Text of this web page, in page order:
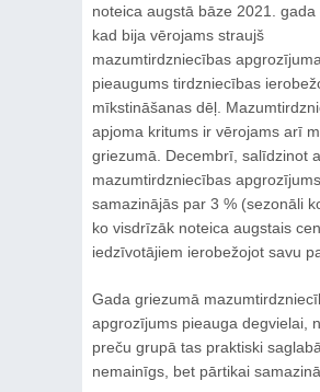
noteica augstā bāze 2021. gada
kad bija vērojams straujš
mazumtirdzniecības apgrozījuma
pieaugums tirdzniecības
mīkstināšanas dēļ.
apjoma kritums ir vērojams arī
griezumā. Decembrī, salīdzinot
mazumtirdzniecības apgrozījums
samazinājās par 3 % (sezonāli
ko visdrīzāk noteica augstais
iedzīvotājiem ierobežojot savu
Gada griezumā
apgrozījums pieauga degvielai,
preču grupā tas praktiski
nemainīgs, bet pārtikai